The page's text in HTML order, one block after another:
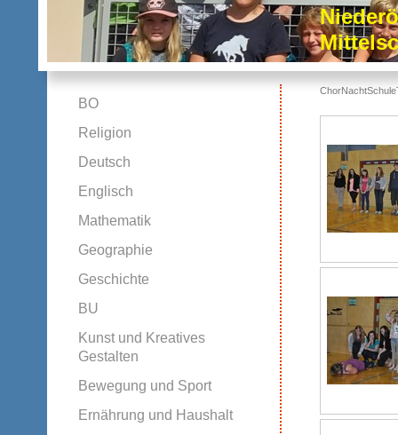
BO
Religion
Deutsch
Englisch
Mathematik
Geographie
Geschichte
BU
Kunst und Kreatives
Gestalten
Bewegung und Sport
Ernährung und Haushalt